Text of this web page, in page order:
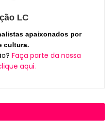
LC
apaixonados por
cultura.
Faça parte da nossa
aqui.